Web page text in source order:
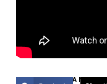
COMPARTIR ESTA